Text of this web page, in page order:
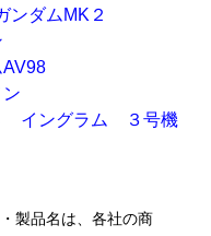
ダムMK２
AV98
イングラム ３号機
製品名は、各社の商